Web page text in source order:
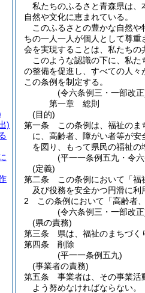
私たちのふるさと青森県は
自然や文化に恵まれている。
このふるさとの豊かな自然
ちの一人一人が個人として尊
会を実現することは、私たちの
このような認識の下に、私
の整備を促進し、すべての人々
この条例を制定する。
(令六条例三・一部改
第一章
総則
(目的)
第一条
この条例は、福祉の
に、高齢者、障がい者等が
を図り、もって県民の福祉の
(平一一条例五九・令
(定義)
第二条
この条例において「
及び役務を安全かつ円滑に利
2
この条例において「高齢者
(令六条例三・一部改
(県の責務)
第三条
県は、福祉のまちづく
第四条
削除
(平一一条例五九)
(事業者の責務)
第五条
事業者は、その事業活
よう努めなければならない。
)